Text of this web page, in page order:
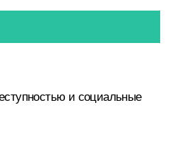
и социальные